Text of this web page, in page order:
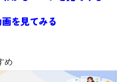
を見てみる
め